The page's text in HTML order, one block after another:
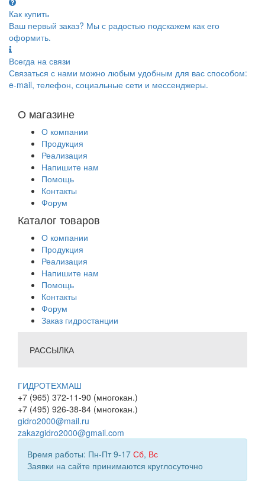
Как купить
Ваш первый заказ? Мы с радостью подскажем как его
оформить.
Всегда на связи
Связаться с нами можно любым удобным для вас способом:
e-mail, телефон, социальные сети и мессенджеры.
О магазине
О компании
Продукция
Реализация
Напишите нам
Помощь
Контакты
Форум
Каталог товаров
О компании
Продукция
Реализация
Напишите нам
Помощь
Контакты
Форум
Заказ гидростанции
РАССЫЛКА
ГИДРОТЕХМАШ
+7 (965) 372-11-90 (многокан.)
+7 (495) 926-38-84 (многокан.)
gidro2000@mail.ru
zakazgidro2000@gmail.com
Время работы: Пн-Пт 9-17 Сб, Вс
Заявки на сайте принимаются круглосуточно